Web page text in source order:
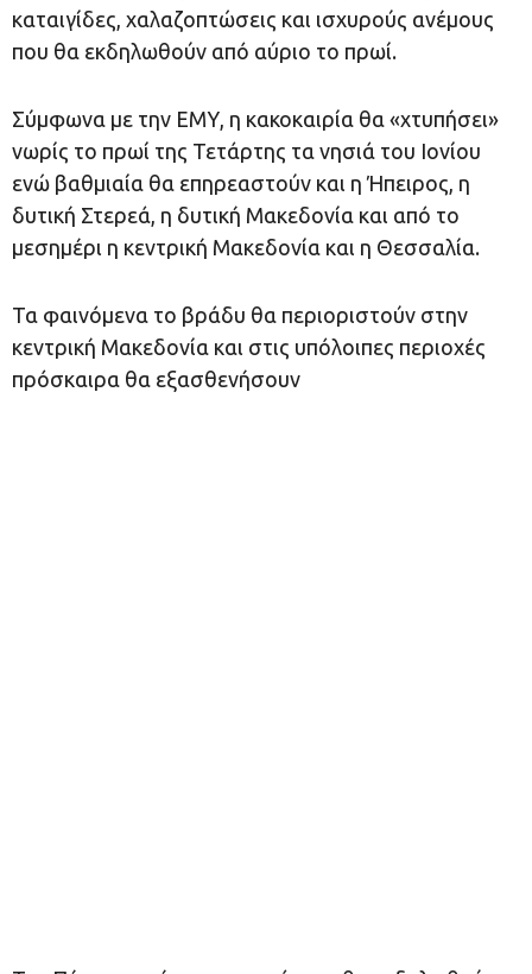
καταιγίδες, χαλαζοπτώσεις και ισχυρούς ανέμους
που θα εκδηλωθούν από αύριο το πρωί.
Σύμφωνα με την ΕΜΥ, η κακοκαιρία θα «χτυπήσει»
νωρίς το πρωί της Τετάρτης τα νησιά του Ιονίου
ενώ βαθμιαία θα επηρεαστούν και η Ήπειρος, η
δυτική Στερεά, η δυτική Μακεδονία και από το
μεσημέρι η κεντρική Μακεδονία και η Θεσσαλία.
Τα φαινόμενα το βράδυ θα περιοριστούν στην
κεντρική Μακεδονία και στις υπόλοιπες περιοχές
πρόσκαιρα θα εξασθενήσουν